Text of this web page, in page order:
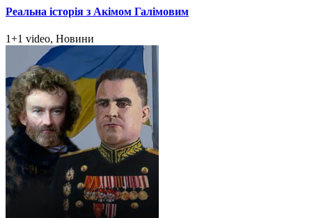
Реальна історія з Акімом Галімовим
1+1 video, Новини